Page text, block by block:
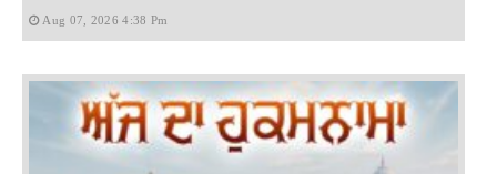
Aug 07, 2026 4:38 Pm